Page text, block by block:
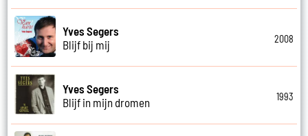
Yves Segers
Blijf bij mij
2008
Yves Segers
Blijf in mijn dromen
1993